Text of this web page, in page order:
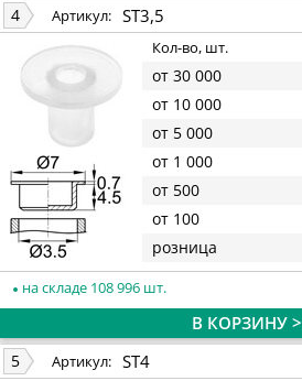
4 Артикул: ST3,5
Кол-во, шт.
от 30 000
от 10 000
от 5 000
от 1 000
от 500
от 100
розница
на складе 108 996 шт.
В КОРЗИНУ >
5 Артикул: ST4